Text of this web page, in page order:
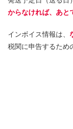
からなければ、あと
インボイス情報は、
税関に申告するため